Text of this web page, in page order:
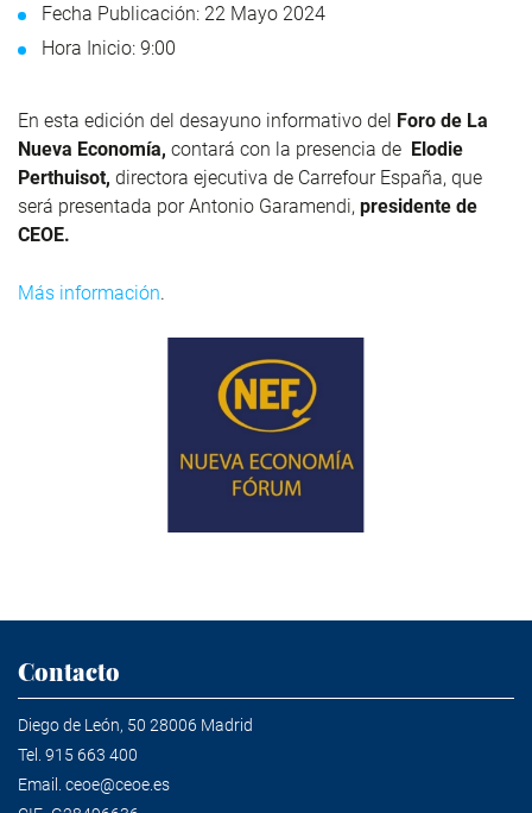
Fecha Publicación: 22 Mayo 2024
Hora Inicio: 9:00
En esta edición del desayuno informativo del Foro de La
Nueva Economía, contará con la presencia de Elodie
Perthuisot, directora ejecutiva de Carrefour España, que
será presentada por Antonio Garamendi, presidente de
CEOE.
Más información.
Contacto
Diego de León, 50 28006 Madrid
Tel. 915 663 400
Email. ceoe@ceoe.es